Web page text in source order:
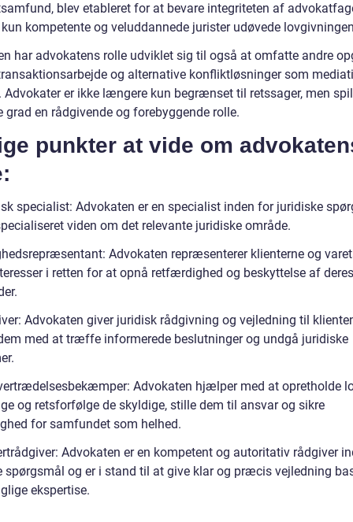
blev etableret for at bevare integriteten af
kompetente og veluddannede jurister udøvede
har advokatens rolle udviklet sig til også at omfatte andre
og alternative konfliktløsninger som
er ikke længere kun begrænset til retssager, men
grad en rådgivende og forebyggende rolle.
punkter at vide om
specialist: Advokaten er en specialist inden for juridiske
viden om det relevante juridiske område.
Advokaten repræsenterer klienterne og
i retten for at opnå retfærdighed og beskyttelse af deres
Advokaten giver juridisk rådgivning og vejledning til
med at træffe informerede beslutninger og undgå juridiske
Advokaten hjælper med at opretholde
og retsforfølge de skyldige, stille dem til ansvar og sikre
for samfundet som helhed.
Advokaten er en kompetent og autoritativ rådgiver
spørgsmål og er i stand til at give klar og præcis vejledning
ekspertise.